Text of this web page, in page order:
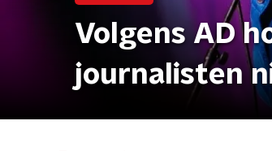
Volgens AD
journalisten